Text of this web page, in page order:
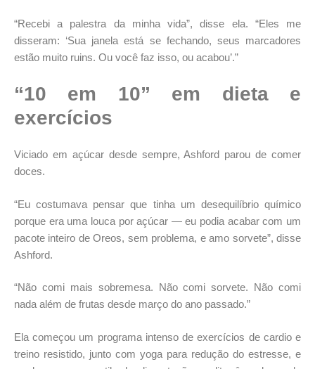
“Recebi a palestra da minha vida”, disse ela. “Eles me
disseram: ‘Sua janela está se fechando, seus marcadores
estão muito ruins. Ou você faz isso, ou acabou’.”
“10 em 10” em dieta e
exercícios
Viciado em açúcar desde sempre, Ashford parou de comer
doces.
“Eu costumava pensar que tinha um desequilíbrio químico
porque era uma louca por açúcar — eu podia acabar com um
pacote inteiro de Oreos, sem problema, e amo sorvete”, disse
Ashford.
“Não comi mais sobremesa. Não comi sorvete. Não comi
nada além de frutas desde março do ano passado.”
Ela começou um programa intenso de exercícios de cardio e
treino resistido, junto com yoga para redução do estresse, e